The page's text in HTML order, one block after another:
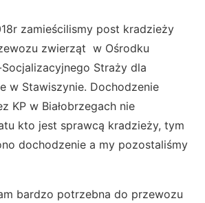
zamieścilismy post kradzieży
zwierząt w Ośrodku
Straży dla
w Stawiszynie. Dochodzenie
KP w Białobrzegach nie
kto jest sprawcą kradzieży, tym
dochodzenie a my pozostaliśmy
bardzo potrzebna do przewozu